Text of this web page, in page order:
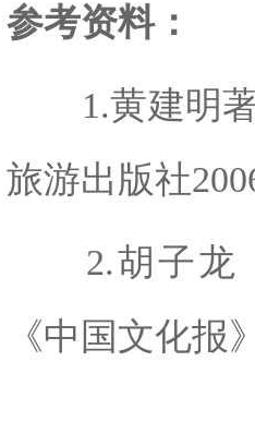
参考资料：
1.黄建明著
旅游出版社
2.胡子龙《
《中国文化报